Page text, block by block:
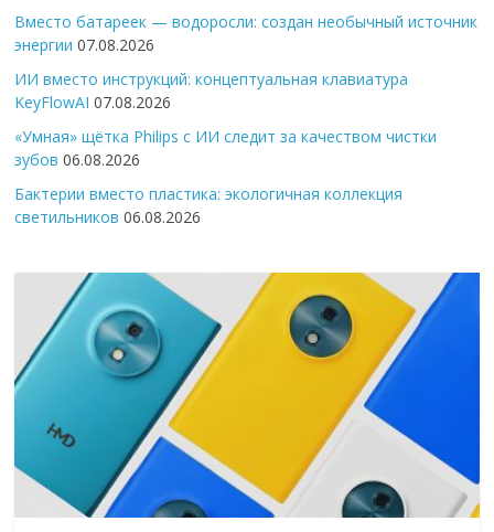
Вместо батареек — водоросли: создан необычный источник
энергии 07.08.2026
ИИ вместо инструкций: концептуальная клавиатура
KeyFlowAI 07.08.2026
«Умная» щётка Philips с ИИ следит за качеством чистки
зубов 06.08.2026
Бактерии вместо пластика: экологичная коллекция
светильников 06.08.2026